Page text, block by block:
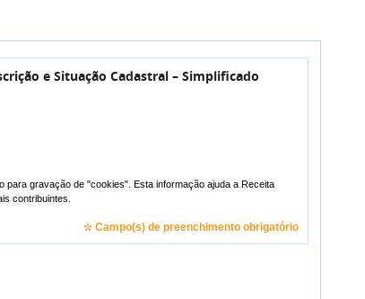
a emissão do Comprovante de Inscrição e Situação Cadastral – Simplificado
deste aplicativo pelos demais contribuintes.
Campo(s) de preenchimento obrigatório